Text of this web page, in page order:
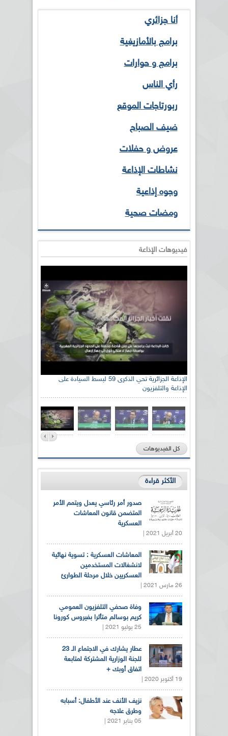
أنا جزائري
برامج بالأمازيغية
برامج و حوارات
رأي الناس
ربورتاجات الموقع
ضيف الصباح
عروض و حفلات
نشاطات الإذاعة
وجوه إذاعية
ومضات صحية
فيديوهات الإذاعة
الإذاعة الجزائرية تحي الذكرى 59 لبسط السيادة على
الإذاعة والتلفزيون
كل الفيديوهات
الأكثر قراءة
صدور أمر رئاسي يعدل ويتمم الأمر
المتضمن قانون المعاشات
العسكرية
20 أبريل 2021 |
المعاشات العسكرية : تسوية نهائية
لانشغالات المستخدمين
العسكريين خلال مرحلة الطوارئ
26 مارس 2021 |
وفاة صحفي التلفزيون العمومي
كريم بوسالم متأثرا بفيروس كورونا
25 يوليو 2021 |
عطار يشارك في الاجتماع الـ 23
للجنة الوزارية المشتركة لمتابعة
اتفاق أوبك +
19 أكتوبر 2020 |
نزيف الأنف عند الأطفال: أسبابه
وطرق علاجه
05 يناير 2021 |